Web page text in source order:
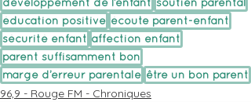
éducation positive écoute parent-enfant
sécurité enfant affection enfant
parent suffisamment bon
marge d’erreur parentale être un bon parent
96,9 - Rouge FM - Chroniques